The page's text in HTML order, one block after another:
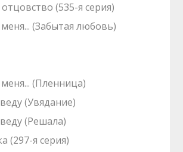
(535-я серия)
(Забытая любовь)
(Пленница)
(Увядание)
(Решала)
(297-я серия)